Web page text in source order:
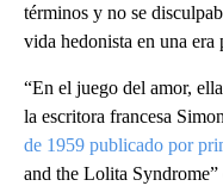
términos y no se
vida hedonista en una
“En el juego del amor,
la escritora francesa
de 1959 publicado por
and the Lolita